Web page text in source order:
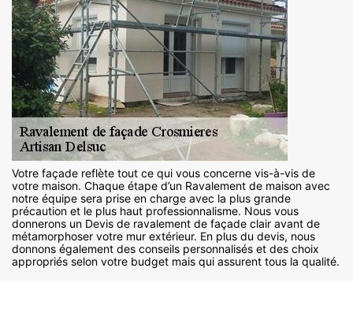
Votre façade reflète tout ce qui vous concerne vis-à-vis de
votre maison. Chaque étape d’un Ravalement de maison avec
notre équipe sera prise en charge avec la plus grande
précaution et le plus haut professionnalisme. Nous vous
donnerons un Devis de ravalement de façade clair avant de
métamorphoser votre mur extérieur. En plus du devis, nous
donnons également des conseils personnalisés et des choix
appropriés selon votre budget mais qui assurent tous la qualité.